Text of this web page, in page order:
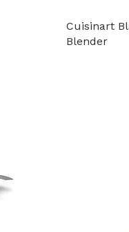
Cuisinart
Blender